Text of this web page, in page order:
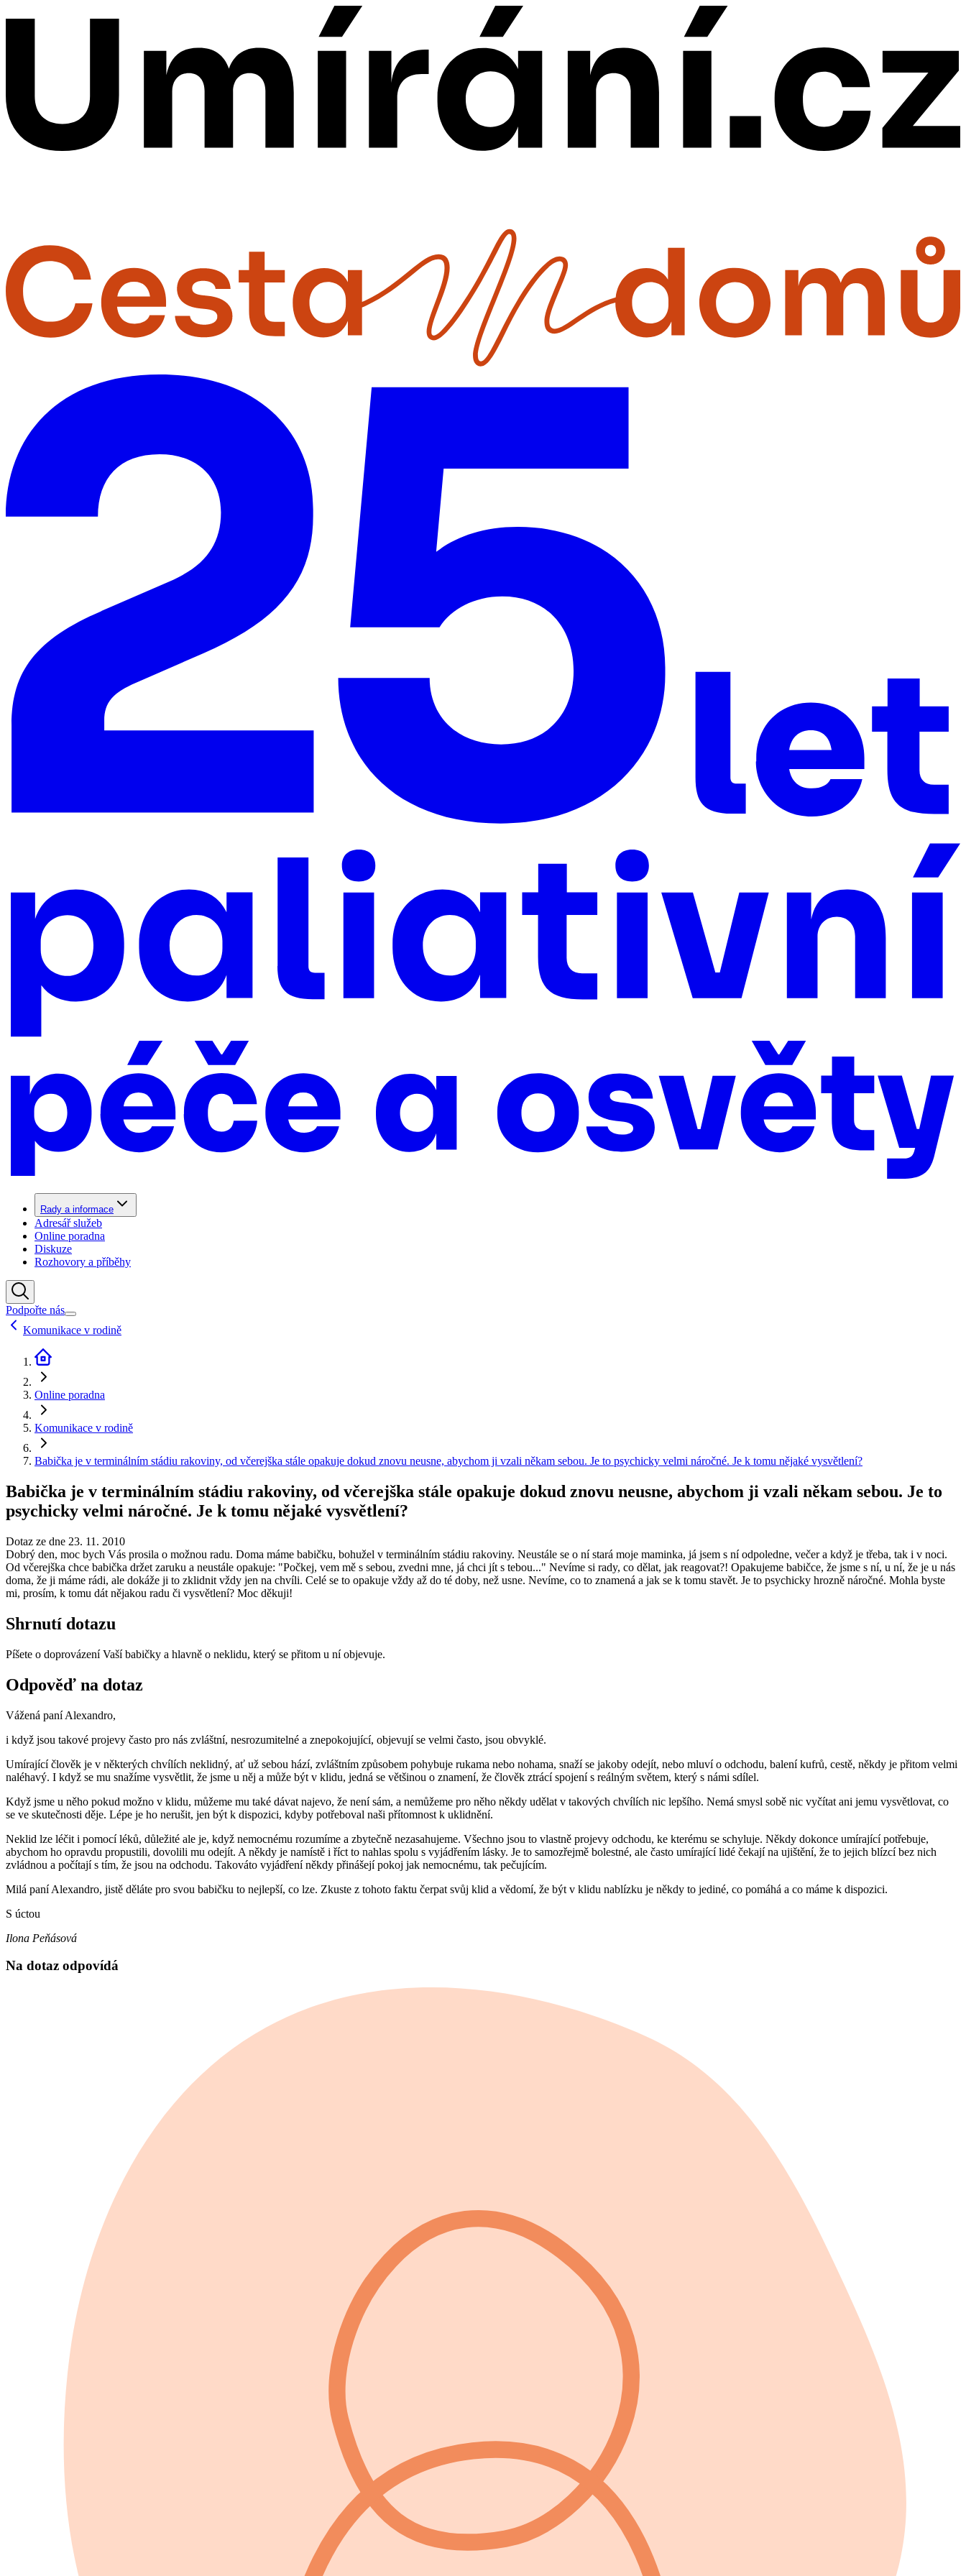
Rady a informace
Adresář služeb
Online poradna
Diskuze
Rozhovory a příběhy
Podpořte nás
Komunikace v rodině
Online poradna
Komunikace v rodině
Babička je v terminálním stádiu rakoviny, od včerejška stále opakuje dokud znovu neusne, abychom ji vzali někam sebou. Je to psychicky velmi náročné. Je k tomu nějaké vysvětlení?
Babička je v terminálním stádiu rakoviny, od včerejška stále opakuje dokud znovu neusne, abychom ji vzali někam sebou. Je to
psychicky velmi náročné. Je k tomu nějaké vysvětlení?
Dotaz ze dne 23. 11. 2010
Dobrý den, moc bych Vás prosila o možnou radu. Doma máme babičku, bohužel v terminálním stádiu rakoviny. Neustále se o ní stará moje maminka, já jsem s ní odpoledne, večer a když je třeba, tak i v noci.
Od včerejška chce babička držet zaruku a neustále opakuje: "Počkej, vem mě s sebou, zvedni mne, já chci jít s tebou..." Nevíme si rady, co dělat, jak reagovat?! Opakujeme babičce, že jsme s ní, u ní, že je u nás
doma, že ji máme rádi, ale dokáže ji to zklidnit vždy jen na chvíli. Celé se to opakuje vždy až do té doby, než usne. Nevíme, co to znamená a jak se k tomu stavět. Je to psychicky hrozně náročné. Mohla byste
mi, prosím, k tomu dát nějakou radu či vysvětlení? Moc děkuji!
Shrnutí dotazu
Píšete o doprovázení Vaší babičky a hlavně o neklidu, který se přitom u ní objevuje.
Odpověď na dotaz
Vážená paní Alexandro,
i když jsou takové projevy často pro nás zvláštní, nesrozumitelné a znepokojující, objevují se velmi často, jsou obvyklé.
Umírající člověk je v některých chvílích neklidný, ať už sebou hází, zvláštním způsobem pohybuje rukama nebo nohama, snaží se jakoby odejít, nebo mluví o odchodu, balení kufrů, cestě, někdy je přitom velmi
naléhavý. I když se mu snažíme vysvětlit, že jsme u něj a může být v klidu, jedná se většinou o znamení, že člověk ztrácí spojení s reálným světem, který s námi sdílel.
Když jsme u něho pokud možno v klidu, můžeme mu také dávat najevo, že není sám, a nemůžeme pro něho někdy udělat v takových chvílích nic lepšího. Nemá smysl sobě nic vyčítat ani jemu vysvětlovat, co
se ve skutečnosti děje. Lépe je ho nerušit, jen být k dispozici, kdyby potřeboval naši přítomnost k uklidnění.
Neklid lze léčit i pomocí léků, důležité ale je, když nemocnému rozumíme a zbytečně nezasahujeme. Všechno jsou to vlastně projevy odchodu, ke kterému se schyluje. Někdy dokonce umírající potřebuje,
abychom ho opravdu propustili, dovolili mu odejít. A někdy je namístě i říct to nahlas spolu s vyjádřením lásky. Je to samozřejmě bolestné, ale často umírající lidé čekají na ujištění, že to jejich blízcí bez nich
zvládnou a počítají s tím, že jsou na odchodu. Takováto vyjádření někdy přinášejí pokoj jak nemocnému, tak pečujícím.
Milá paní Alexandro, jistě děláte pro svou babičku to nejlepší, co lze. Zkuste z tohoto faktu čerpat svůj klid a vědomí, že být v klidu nablízku je někdy to jediné, co pomáhá a co máme k dispozici.
S úctou
Ilona Peňásová
Na dotaz odpovídá